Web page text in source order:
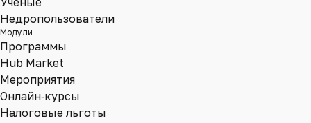
Недропользователи
Модули
Программы
Hub Market
Мероприятия
Онлайн‑курсы
Налоговые льготы